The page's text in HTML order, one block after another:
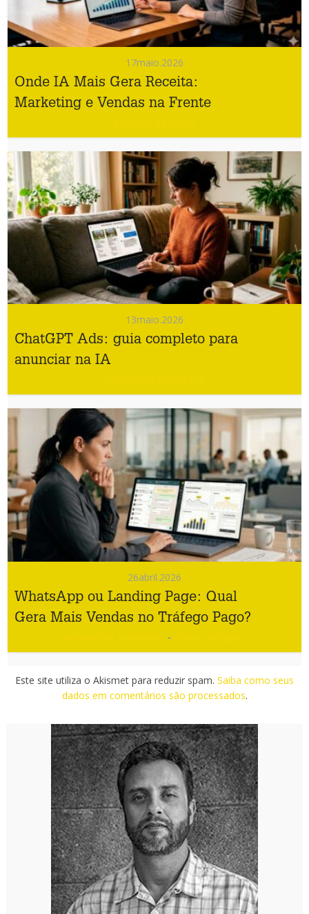
17maio.2026
Onde IA Mais Gera Receita:
Marketing e Vendas na Frente
13maio.2026
ChatGPT Ads: guia completo para
anunciar na IA
26abril.2026
WhatsApp ou Landing Page: Qual
Gera Mais Vendas no Tráfego Pago?
•
Este site utiliza o Akismet para reduzir spam. Saiba como seus
dados em comentários são processados.